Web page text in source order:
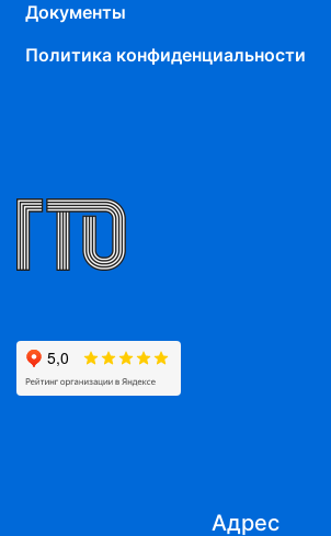
Документы
Политика конфиденциальности
Адрес